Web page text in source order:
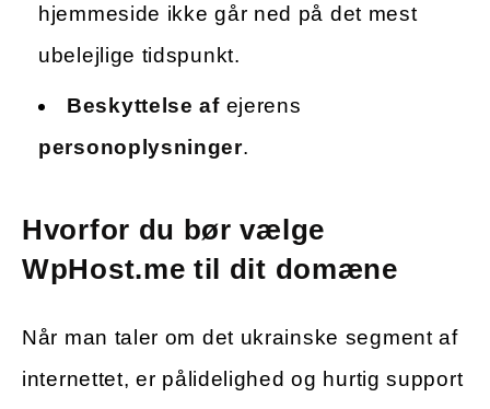
hjemmeside ikke går ned på det mest
ubelejlige tidspunkt.
Beskyttelse afejerens
personoplysninger.
Hvorfor du bør vælge
WpHost.me til dit domæne
Når man taler om det ukrainske segment af
internettet, er pålidelighed og hurtig support